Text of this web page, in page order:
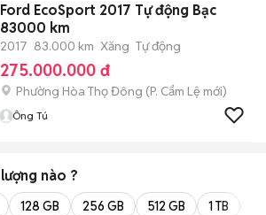
Ford EcoSport 2017 Tự động Bạc
83000 km
2017 83.000 km Xăng Tự động
275.000.000 đ
Phường Hòa Thọ Đông (P. Cẩm Lệ mới)
Ông Tú
nào ?
128 GB 256 GB 512 GB 1 TB